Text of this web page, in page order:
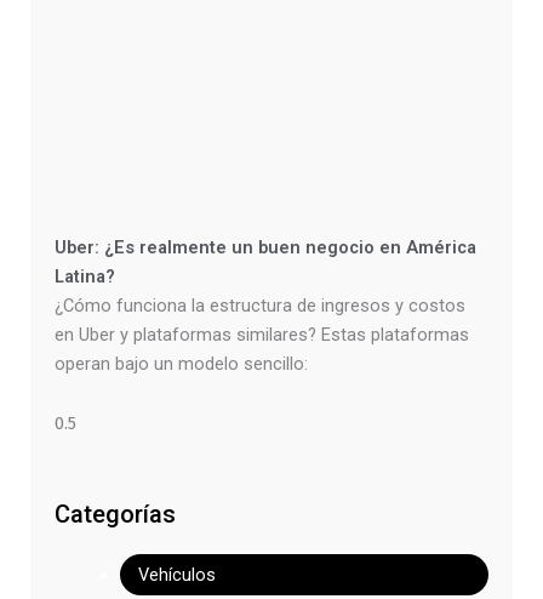
Uber: ¿Es realmente un buen negocio en América
Latina?
¿Cómo funciona la estructura de ingresos y costos
en Uber y plataformas similares? Estas plataformas
operan bajo un modelo sencillo:
Categorías
Vehículos